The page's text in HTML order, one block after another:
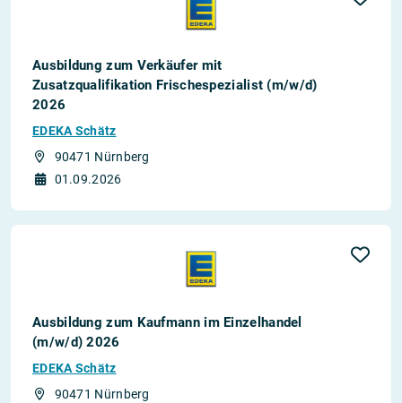
Ausbildung zum Verkäufer mit
Zusatzqualifikation Frischespezialist (m/w/d)
2026
EDEKA Schätz
90471 Nürnberg
01.09.2026
Ausbildung zum Kaufmann im Einzelhandel
(m/w/d) 2026
EDEKA Schätz
90471 Nürnberg